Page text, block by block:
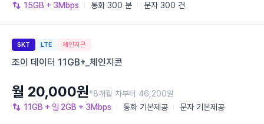
15GB + 3Mbps 통화 300 분 문자 300 건
SKT LTE 체인지콘
조이 데이터 11GB+_체인지콘
11GB + 일 2GB + 3Mbps 통화 기본제공 문자 기본제공
월 20,000원*8개월 차부터 46,200원